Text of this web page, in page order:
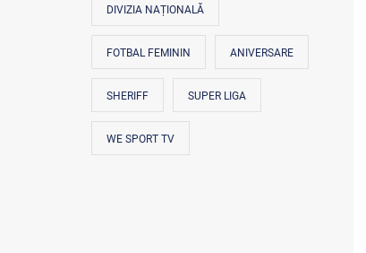
DIVIZIA NAȚIONALĂ
FOTBAL FEMININ ANIVERSARE
SHERIFF SUPER LIGA
WE SPORT TV